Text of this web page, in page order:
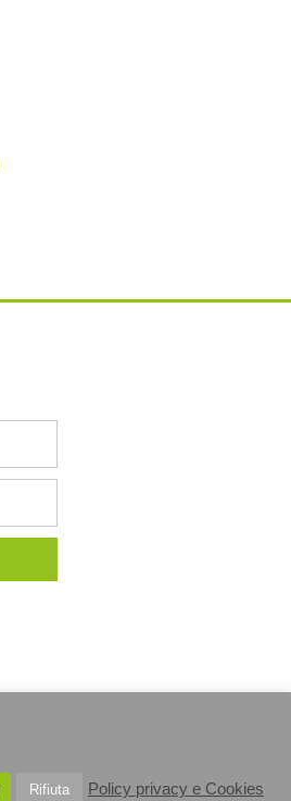
Rifiuta Policy privacy e Cookies